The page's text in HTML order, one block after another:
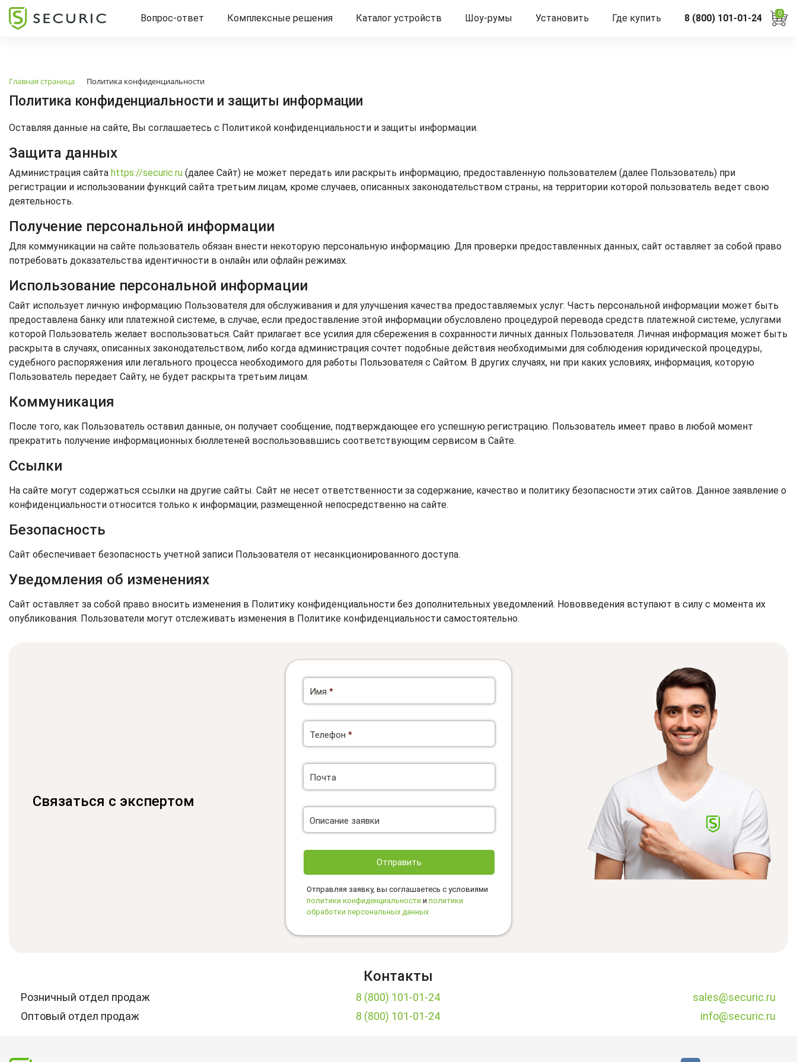
Вопрос-ответ Комплексные решения Каталог устройств Шоу-румы Установить Где купить 8 (800) 101-01-24 0
Главная страница Политика конфиденциальности
Политика конфиденциальности и защиты информации
Оставляя данные на сайте, Вы соглашаетесь с Политикой конфиденциальности и защиты информации.
Защита данных
Администрация сайта https://securic.ru (далее Сайт) не может передать или раскрыть информацию, предоставленную пользователем (далее Пользователь) при
регистрации и использовании функций сайта третьим лицам, кроме случаев, описанных законодательством страны, на территории которой пользователь ведет свою
деятельность.
Получение персональной информации
Для коммуникации на сайте пользователь обязан внести некоторую персональную информацию. Для проверки предоставленных данных, сайт оставляет за собой право
потребовать доказательства идентичности в онлайн или офлайн режимах.
Использование персональной информации
Сайт использует личную информацию Пользователя для обслуживания и для улучшения качества предоставляемых услуг. Часть персональной информации может быть
предоставлена банку или платежной системе, в случае, если предоставление этой информации обусловлено процедурой перевода средств платежной системе, услугами
которой Пользователь желает воспользоваться. Сайт прилагает все усилия для сбережения в сохранности личных данных Пользователя. Личная информация может быть
раскрыта в случаях, описанных законодательством, либо когда администрация сочтет подобные действия необходимыми для соблюдения юридической процедуры,
судебного распоряжения или легального процесса необходимого для работы Пользователя с Сайтом. В других случаях, ни при каких условиях, информация, которую
Пользователь передает Сайту, не будет раскрыта третьим лицам.
Коммуникация
После того, как Пользователь оставил данные, он получает сообщение, подтверждающее его успешную регистрацию. Пользователь имеет право в любой момент
прекратить получение информационных бюллетеней воспользовавшись соответствующим сервисом в Сайте.
Ссылки
На сайте могут содержаться ссылки на другие сайты. Сайт не несет ответственности за содержание, качество и политику безопасности этих сайтов. Данное заявление о
конфиденциальности относится только к информации, размещенной непосредственно на сайте.
Безопасность
Сайт обеспечивает безопасность учетной записи Пользователя от несанкционированного доступа.
Уведомления об изменениях
Сайт оставляет за собой право вносить изменения в Политику конфиденциальности без дополнительных уведомлений. Нововведения вступают в силу с момента их
опубликования. Пользователи могут отслеживать изменения в Политике конфиденциальности самостоятельно.
Связаться с экспертом
Имя *
Телефон *
Почта
Описание заявки
Отправить
Отправляя заявку, вы соглашаетесь с условиями
политики конфиденциальности и политики
обработки персональных данных
Контакты
Розничный отдел продаж 8 (800) 101-01-24
sales@securic.ru
Оптовый отдел продаж
8 (800) 101-01-24 info@securic.ru